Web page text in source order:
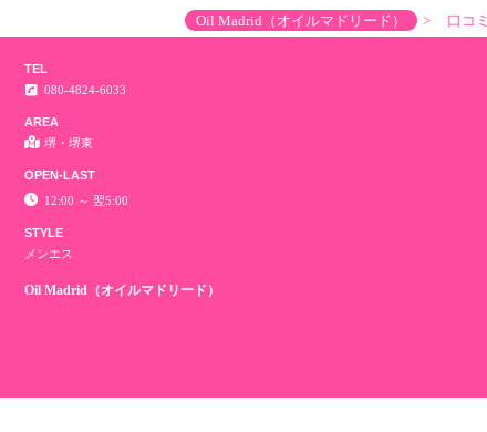
Oil Madrid（オイルマドリード） 口コミ
TEL
080-4824-6033
AREA
堺・堺東
OPEN-LAST
12:00 ～ 翌5:00
STYLE
メンエス
Oil Madrid（オイルマドリード）